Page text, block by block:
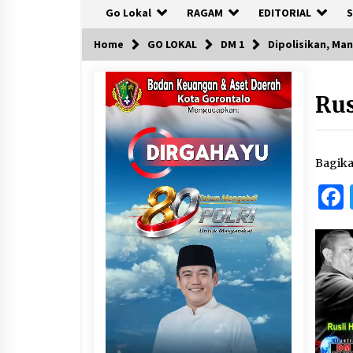
Go Lokal RAGAM EDITORIAL
Home GO LOKAL DM 1 Dipolisikan,